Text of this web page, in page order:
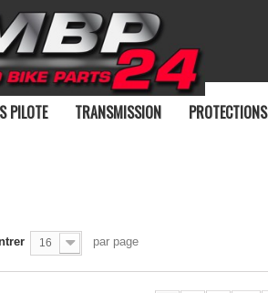
PILOTE TRANSMISSION PROTECTIONS
16 par page